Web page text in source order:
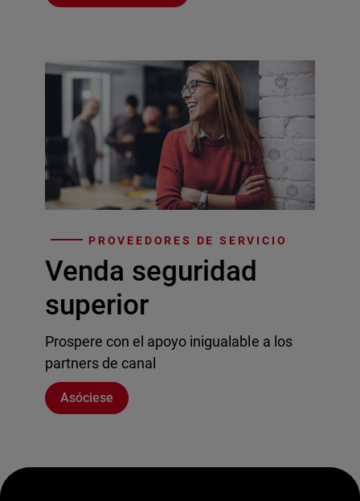
PROVEEDORES DE SERVICIO
Venda seguridad
superior
Prospere con el apoyo inigualable a los
partners de canal
Asóciese